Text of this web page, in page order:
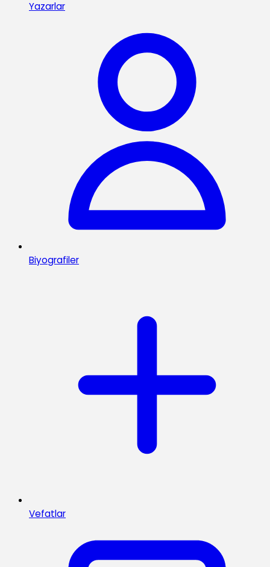
Yazarlar
Biyografiler
Vefatlar